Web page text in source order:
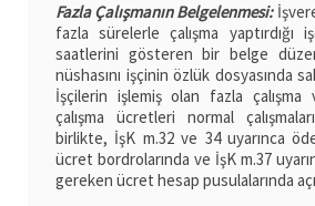
Fazla Çalışmanın Belgelenmesi:
fazla sürelerle çalışma yaptırdığı
saatlerini gösteren bir belge
nüshasını işçinin özlük dosyasında
İşçilerin işlemiş olan fazla
çalışma ücretleri normal
birlikte, İşK m.32 ve 34 uyarınca
ücret bordrolarında ve İşK m.37
gereken ücret hesap pusulalarında